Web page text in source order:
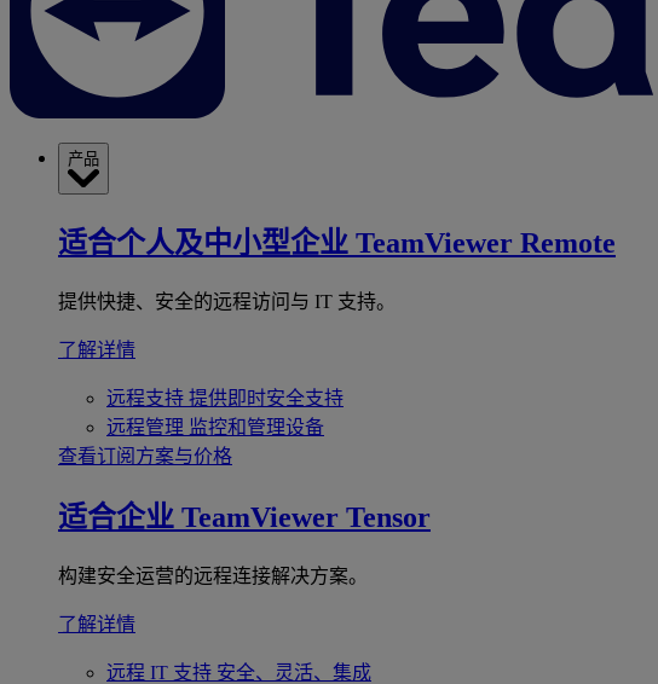
产品
适合个人及中小型企业 TeamViewer Remote
提供快捷、安全的远程访问与 IT 支持。
了解详情
远程支持 提供即时安全支持
远程管理 监控和管理设备
查看订阅方案与价格
适合企业 TeamViewer Tensor
构建安全运营的远程连接解决方案。
了解详情
远程 IT 支持 安全、灵活、集成